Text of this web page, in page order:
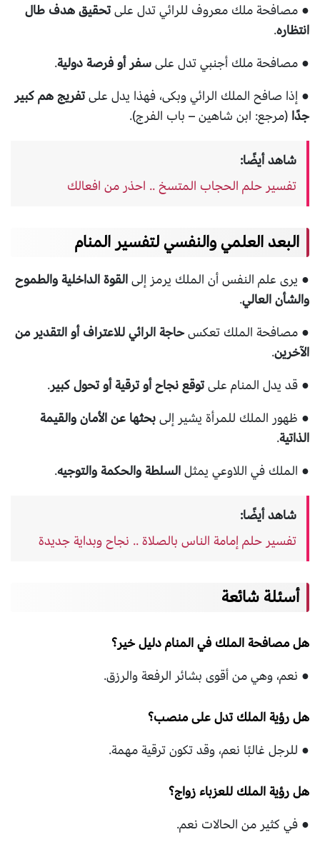
● مصافحة ملك معروف للرائي تدل علىتحقيق هدف طال
انتظاره.
● مصافحة ملك أجنبي تدل علىسفر أو فرصة دولية.
● إذا صافح الملك الرائي وبكى، فهذا يدل علىتفريج هم كبير
جدًا (مرجع: ابن شاهين – باب الفرج).
شاهد أيضًا:
تفسير حلم الحجاب المتسخ .. احذر من افعالك
البعد العلمي والنفسي لتفسير المنام
● يرى علم النفس أن الملك يرمز إلىالقوة الداخلية والطموح
والشأن العالي.
● مصافحة الملك تعكسحاجة الرائي للاعتراف أو التقدير من
الآخرين.
● قد يدل المنام علىتوقع نجاح أو ترقية أو تحول كبير.
● ظهور الملك للمرأة يشير إلىبحثها عن الأمان والقيمة
الذاتية.
● الملك في اللاوعي يمثلالسلطة والحكمة والتوجيه.
شاهد أيضًا:
تفسير حلم إمامة الناس بالصلاة .. نجاح وبداية جديدة
أسئلة شائعة
هل مصافحة الملك في المنام دليل خير؟
● نعم، وهي من أقوى بشائر الرفعة والرزق.
هل رؤية الملك تدل على منصب؟
● للرجل غالبًا نعم، وقد تكون ترقية مهمة.
هل رؤية الملك للعزباء زواج؟
● في كثير من الحالات نعم.